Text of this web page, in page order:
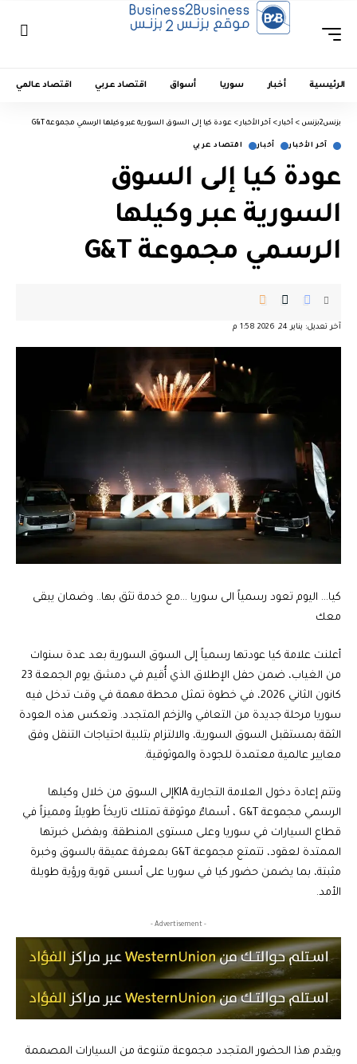
الرئيسية أخبار سوريا أسواق اقتصاد عربي اقتصاد عالمي
بزنس2بزنس > أخبار > آخر الأخبار > عودة كيا إلى السوق السورية عبر وكيلها الرسمي مجموعة G&T
آخر الأخبار أخبار اقتصاد عربي
عودة كيا إلى السوق
السورية عبر وكيلها
الرسمي مجموعة G&T
آخر تعديل: يناير 24, 2026 1:58 م
كيا… اليوم تعود رسمياً الى سوريا …مع خدمة تثق بها.. وضمان يبقى
معك
أعلنت علامة كيا عودتها رسمياً إلى السوق السورية بعد عدة سنوات
من الغياب، ضمن حفل الإطلاق الذي أُقيم في دمشق يوم الجمعة 23
كانون الثاني 2026، في خطوة تمثل محطة مهمة في وقت تدخل فيه
سوريا مرحلة جديدة من التعافي والزخم المتجدد. وتعكس هذه العودة
الثقة بمستقبل السوق السورية، والالتزام بتلبية احتياجات التنقل وفق
معايير عالمية معتمدة للجودة والموثوقية.
وتتم إعادة دخول العلامة التجارية KIAإلى السوق من خلال وكيلها
الرسمي مجموعة G&T ، أسماءٌ موثوقة تمتلك تاريخاً طويلاً ومميزاً في
قطاع السيارات في سوريا وعلى مستوى المنطقة. وبفضل خبرتها
الممتدة لعقود، تتمتع مجموعة G&T بمعرفة عميقة بالسوق وخبرة
مثبتة، بما يضمن حضور كيا في سوريا على أسس قوية ورؤية طويلة
الأمد.
- Advertisement -
ويقدم هذا الحضور المتجدد مجموعة متنوعة من السيارات المصممة